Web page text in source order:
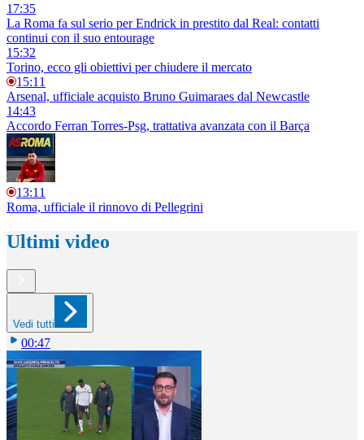
17:35
La Roma fa sul serio per Endrick in prestito dal Real: contatti
continui con il suo entourage
15:32
Torino, ecco gli obiettivi per chiudere il mercato
15:11
Arsenal, ufficiale acquisto Bruno Guimaraes dal Newcastle
14:43
Accordo Ferran Torres-Psg, trattativa avanzata con il Barça
13:11
Roma, ufficiale il rinnovo di Pellegrini
Ultimi video
Vedi tutti
00:47